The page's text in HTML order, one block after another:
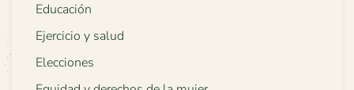
Educación
Ejercicio y salud
Elecciones